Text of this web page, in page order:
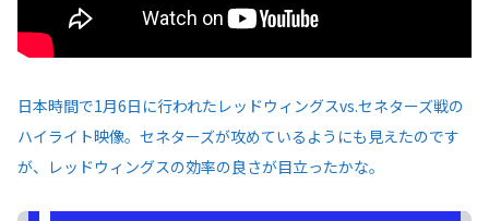
日本時間で1月6日に行われたレッドウィングスvs.セネターズ戦の
ハイライト映像。セネターズが攻めているようにも見えたのです
が、レッドウィングスの効率の良さが目立ったかな。